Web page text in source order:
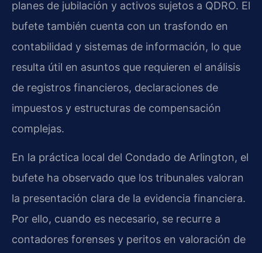
planes de jubilación y activos sujetos a QDRO. El
bufete también cuenta con un trasfondo en
contabilidad y sistemas de información, lo que
resulta útil en asuntos que requieren el análisis
de registros financieros, declaraciones de
impuestos y estructuras de compensación
complejas.
En la práctica local del Condado de Arlington, el
bufete ha observado que los tribunales valoran
la presentación clara de la evidencia financiera.
Por ello, cuando es necesario, se recurre a
contadores forenses y peritos en valoración de